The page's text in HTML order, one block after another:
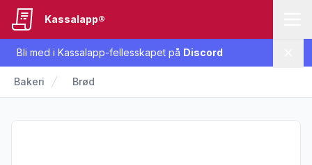
Bli med i Kassalapp-fellesskapet på Discord
Kassalapp®
Bakeri Brød